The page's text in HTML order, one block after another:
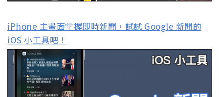
iPhone 主畫面掌握即時新聞，試試 Google 新聞的
iOS 小工具吧！